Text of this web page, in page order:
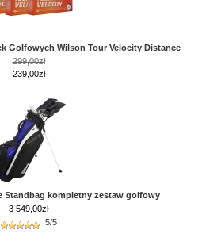
Golfowych Wilson Tour Velocity Distance
299,00zł
239,00zł
Standbag kompletny zestaw golfowy
3 549,00zł
5/5